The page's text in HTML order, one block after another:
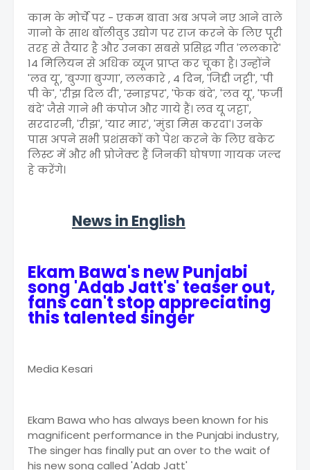
काम के मोर्चे पर - एकम बावा अब अपने नए आने वाले
गानो के साथ बॉलीवुड उद्योग पर राज करने के लिए पूरी
तरह से तैयार है और उनका सबसे प्रसिद्ध गीत 'ललकारे'
14 मिलियन से अधिक व्यूज प्राप्त कर चूका है। उन्होंने
'लव यू', 'बुग्गा बुग्गा', ललकारे , 4 दिन, 'जिद्दी जट्टी', 'पी
पी के', 'रीझ दिल दी', 'स्नाइपर', 'फेक बंदे', 'लव यू', 'फर्जी
बंदे' जैसे गाने भी कंपोज और गाये हैं। लव यू जट्टा',
सरदारनी, 'रीझ', 'यार मार', 'मुंडा मिस करदा'। उनके
पास अपने सभी प्रशंसकों को पेश करने के लिए बकेट
लिस्ट में और भी प्रोजेक्ट हैं जिनकी घोषणा गायक जल्द
हे करेंगे।
News in English
Ekam Bawa's new Punjabi
song 'Adab Jatt's' teaser out,
fans can't stop appreciating
this talented singer
Media Kesari
Ekam Bawa who has always been known for his
magnificent performance in the Punjabi industry,
The singer has finally put an over to the wait of
his new song called 'Adab Jatt'